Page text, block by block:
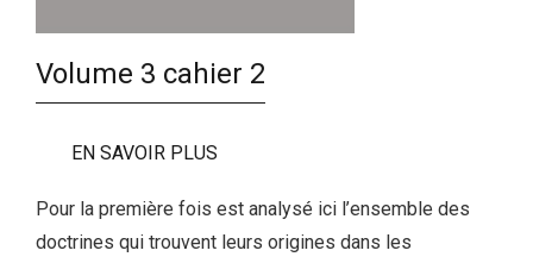
Volume 3 cahier 2
EN SAVOIR PLUS
Pour la première fois est analysé ici l’ensemble des
doctrines qui trouvent leurs origines dans les